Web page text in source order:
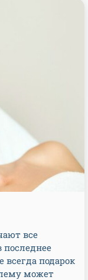
все
подарок
может